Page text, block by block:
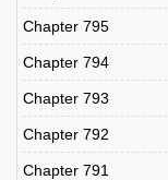
Chapter 795
Chapter 794
Chapter 793
Chapter 792
Chapter 791